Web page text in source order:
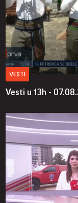
VESTI
Vesti u 13h -